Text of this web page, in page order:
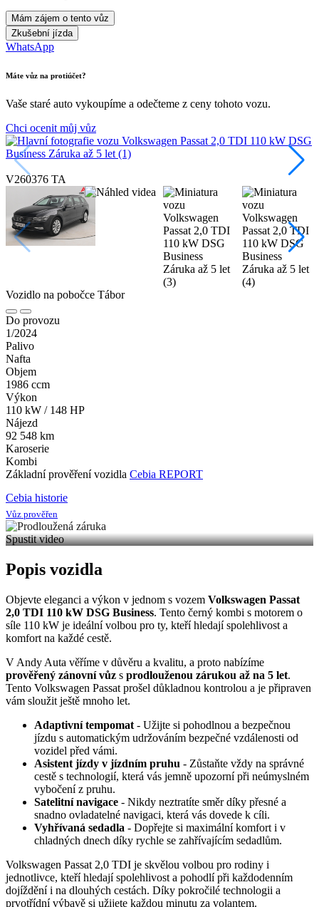
Mám zájem o tento vůz
Zkušební jízda
WhatsApp
Máte vůz na protiúčet?
Vaše staré auto vykoupíme a odečteme z ceny tohoto vozu.
Chci ocenit můj vůz
V260376 TA
Vozidlo na pobočce Tábor
Do provozu
1/2024
Palivo
Nafta
Objem
1986 ccm
Výkon
110 kW / 148 HP
Nájezd
92 548 km
Karoserie
Kombi
Základní prověření vozidla Cebia REPORT
Cebia historie
Vůz prověřen
Spustit video
Popis vozidla
Objevte eleganci a výkon v jednom s vozem Volkswagen Passat
2,0 TDI 110 kW DSG Business. Tento černý kombi s motorem o
síle 110 kW je ideální volbou pro ty, kteří hledají spolehlivost a
komfort na každé cestě.
V Andy Auta věříme v důvěru a kvalitu, a proto nabízíme
prověřený zánovní vůz s prodlouženou zárukou až na 5 let.
Tento Volkswagen Passat prošel důkladnou kontrolou a je připraven
vám sloužit ještě mnoho let.
Adaptivní tempomat - Užijte si pohodlnou a bezpečnou
jízdu s automatickým udržováním bezpečné vzdálenosti od
vozidel před vámi.
Asistent jízdy v jízdním pruhu - Zůstaňte vždy na správné
cestě s technologií, která vás jemně upozorní při neúmyslném
vybočení z pruhu.
Satelitní navigace - Nikdy neztratíte směr díky přesné a
snadno ovladatelné navigaci, která vás dovede k cíli.
Vyhřívaná sedadla - Dopřejte si maximální komfort i v
chladných dnech díky rychle se zahřívajícím sedadlům.
Volkswagen Passat 2,0 TDI je skvělou volbou pro rodiny i
jednotlivce, kteří hledají spolehlivost a pohodlí při každodenním
dojíždění i na dlouhých cestách. Díky pokročilé technologii a
prvotřídní výbavě si užijete každou minutu za volantem.